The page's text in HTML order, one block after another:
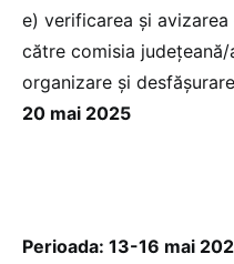
e) verificarea și
către comisia
organizare și
20 mai 2025
Perioada: 13-16 mai